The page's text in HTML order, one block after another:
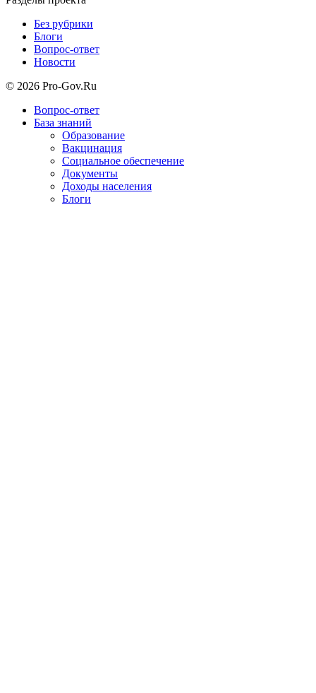
Без рубрики
Блоги
Вопрос-ответ
Новости
© 2026 Pro-Gov.Ru
Вопрос-ответ
База знаний
Образование
Вакцинация
Социальное обеспечение
Документы
Доходы населения
Блоги